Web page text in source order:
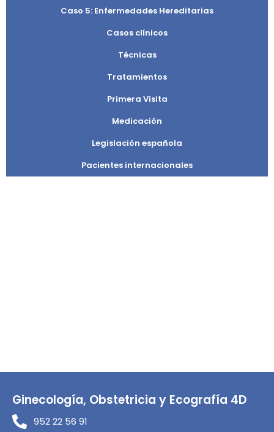
Caso 5: Enfermedades Hereditarias
Casos clínicos
Técnicas
Tratamientos
Primera Visita
Medicación
Legislación española
Pacientes internacionales
Ginecología, Obstetricia y Ecografía 4D
952 22 56 91